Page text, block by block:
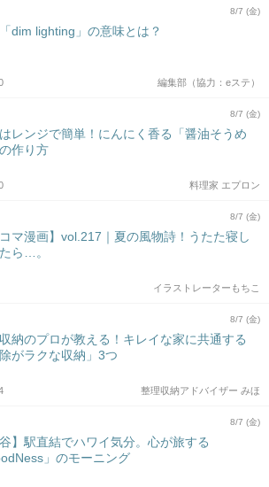
8/7 (金)
dim lighting」の意味とは？
編集部（協力：eステ）
8/7 (金)
レンジで簡単！にんにく香る「醤油そうめ
作り方
料理家 エプロン
8/7 (金)
コマ漫画】vol.217｜夏の風物詩！うたた寝し
ら…。
イラストレーターもちこ
8/7 (金)
納のプロが教える！キレイな家に共通する
除がラクな収納」3つ
整理収納アドバイザー みほ
8/7 (金)
谷】駅直結でハワイ気分。心が旅する
」のモーニング